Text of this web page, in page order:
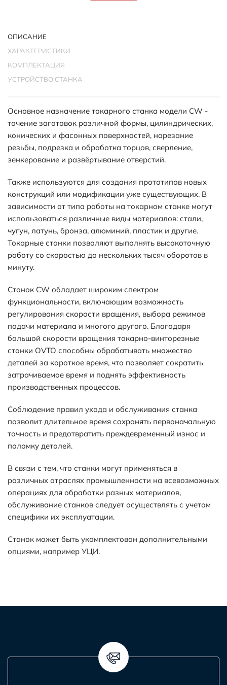
ОПИСАНИЕ
ХАРАКТЕРИСТИКИ
КОМПЛЕКТАЦИЯ
УСТРОЙСТВО СТАНКА
Основное назначение токарного станка модели CW -
точение заготовок различной формы, цилиндрических,
конических и фасонных поверхностей, нарезание
резьбы, подрезка и обработка торцов, сверление,
зенкерование и развёртывание отверстий.
Также используются для создания прототипов новых
конструкций или модификации уже существующих. В
зависимости от типа работы на токарном станке могут
использоваться различные виды материалов: стали,
чугун, латунь, бронза, алюминий, пластик и другие.
Токарные станки позволяют выполнять высокоточную
работу со скоростью до нескольких тысяч оборотов в
минуту.
Станок CW обладает широким спектром
функциональности, включающим возможность
регулирования скорости вращения, выбора режимов
подачи материала и многого другого. Благодаря
большой скорости вращения токарно-винторезные
станки OVTO способны обрабатывать множество
деталей за короткое время, что позволяет сократить
затрачиваемое время и поднять эффективность
производственных процессов.
Соблюдение правил ухода и обслуживания станка
позволит длительное время сохранять первоначальную
точность и предотвратить преждевременный износ и
поломку деталей.
В связи с тем, что станки могут применяться в
различных отраслях промышленности на всевозможных
операциях для обработки разных материалов,
обслуживание станков следует осуществлять с учетом
специфики их эксплуатации.
Станок может быть укомплектован дополнительными
опциями, например УЦИ.